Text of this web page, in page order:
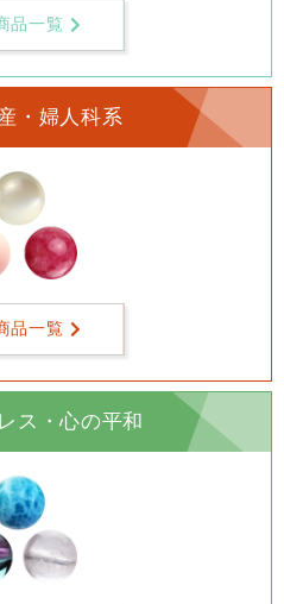
品一覧
・婦人科系
品一覧
ス・心の平和